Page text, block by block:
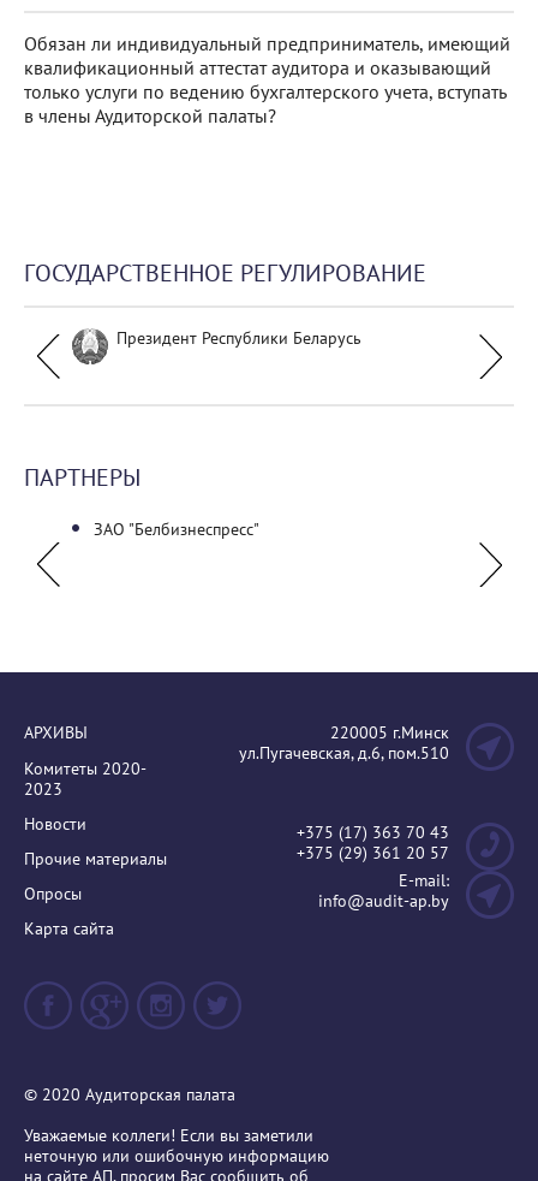
Обязан ли индивидуальный предприниматель, имеющий
квалификационный аттестат аудитора и оказывающий
только услуги по ведению бухгалтерского учета, вступать
в члены Аудиторской палаты?
ГОСУДАРСТВЕННОЕ РЕГУЛИРОВАНИЕ
Президент Республики Беларусь
ПАРТНЕРЫ
ЗАО "Белбизнеспресс"
АРХИВЫ
Комитеты 2020-
2023
Новости
Прочие материалы
Опросы
Карта сайта
220005 г.Минск
ул.Пугачевская, д.6, пом.510
+375 (17) 363 70 43
+375 (29) 361 20 57
E-mail:
info@audit-ap.by
© 2020 Аудиторская палата
Уважаемые коллеги! Если вы заметили
неточную или ошибочную информацию
на сайте АП, просим Вас сообщить об